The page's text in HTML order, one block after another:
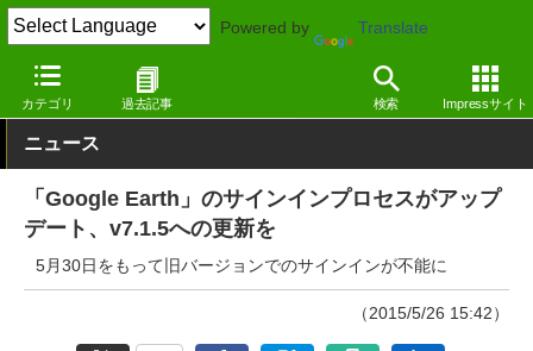
Powered by Translate
カテゴリ 過去記事 検索 Impressサイト
窓の杜 ライフ 生活
ニュース
「Google Earth」のサインインプロセスがアップ
デート、v7.1.5への更新を
5月30日をもって旧バージョンでのサインインが不能に
（2015/5/26 15:42）